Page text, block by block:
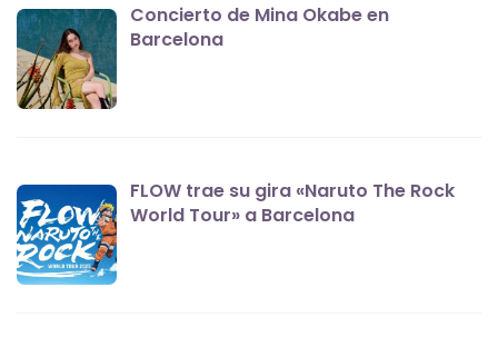
Concierto de Mina Okabe en
Barcelona
FLOW trae su gira «Naruto The Rock
World Tour» a Barcelona